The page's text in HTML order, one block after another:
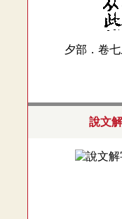
夕部．卷
說文